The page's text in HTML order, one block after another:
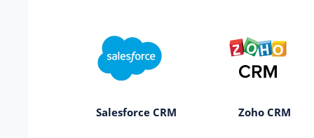
Salesforce CRM Zoho CRM